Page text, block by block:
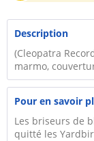
Description
(Cleopatra
marmo,
Pour en savoir
Les briseurs de
quitté les